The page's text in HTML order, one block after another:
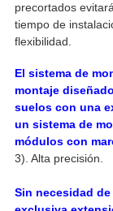
precortados
tiempo de
flexibilidad.
El sistema de
montaje
suelos con una
un sistema de
módulos con
3). Alta precisión.
Sin necesidad